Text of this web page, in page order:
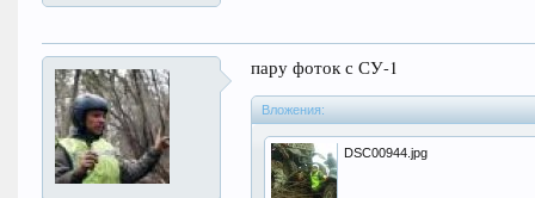
пару фоток с СУ-1
Вложения:
DSC00944.jpg